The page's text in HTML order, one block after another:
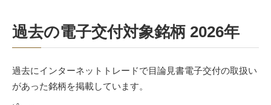
過去の電子交付対象銘柄 2026年
過去にインターネットトレードで目論見書電子交付の取扱い
があった銘柄を掲載しています。